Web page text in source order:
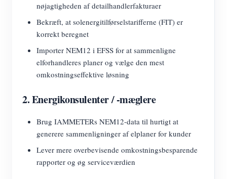
nøjagtigheden af detailhandlerfakturaer
Bekræft, at solenergitilførselstarifferne (FIT) er
korrekt beregnet
Importer NEM12 i EFSS for at sammenligne
elforhandleres planer og vælge den mest
omkostningseffektive løsning
2. Energikonsulenter / -mæglere
Brug IAMMETERs NEM12-data til hurtigt at
generere sammenligninger af elplaner for kunder
Lever mere overbevisende omkostningsbesparende
rapporter og øg serviceværdien